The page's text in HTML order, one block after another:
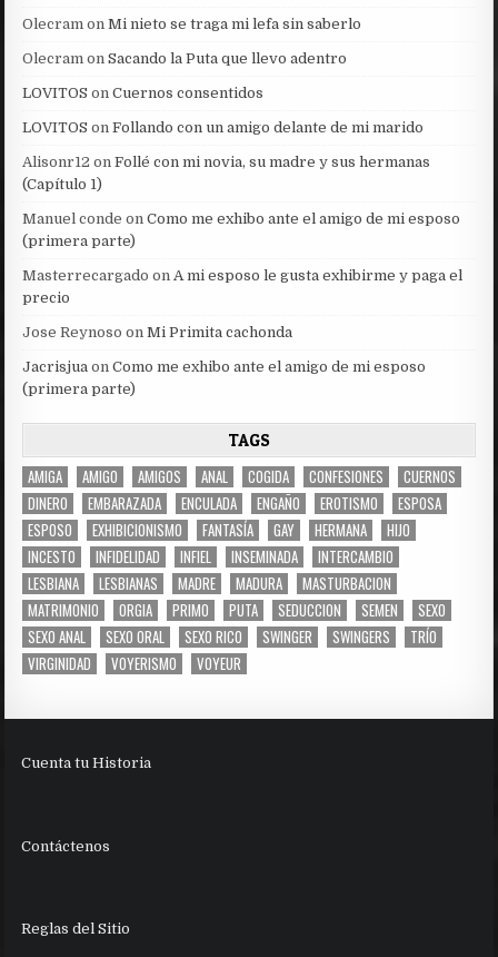
Olecram onMi nieto se traga mi lefa sin saberlo
Olecram onSacando la Puta que llevo adentro
LOVITOS onCuernos consentidos
LOVITOS onFollando con un amigo delante de mi marido
Alisonr12 onFollé con mi novia, su madre y sus hermanas
(Capítulo 1)
Manuel conde onComo me exhibo ante el amigo de mi esposo
(primera parte)
Masterrecargado onA mi esposo le gusta exhibirme y paga el
precio
Jose Reynoso onMi Primita cachonda
Jacrisjua onComo me exhibo ante el amigo de mi esposo
(primera parte)
TAGS
AMIGA AMIGO AMIGOS ANAL COGIDA CONFESIONES
CUERNOS
DINERO
EMBARAZADA ENCULADA ENGAÑO EROTISMO
ESPOSA
ESPOSO
EXHIBICIONISMO FANTASÍA GAY HERMANA
HIJO
INCESTO
INFIDELIDAD INFIEL INSEMINADA
INTERCAMBIO
LESBIANA
LESBIANAS MADRE MADURA
MASTURBACION
MATRIMONIO
ORGIA PRIMO PUTA SEDUCCION SEMEN
SEXO
SEXO ANAL
SEXO ORAL SEXO RICO SWINGER SWINGERS
TRÍO
VIRGINIDAD
VOYERISMO VOYEUR
Cuenta tu Historia
Contáctenos
Reglas del Sitio